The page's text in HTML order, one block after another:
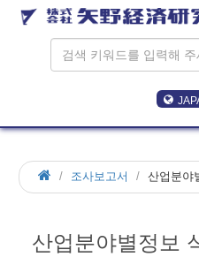
조사보고서 산업분야
산업분야별정보